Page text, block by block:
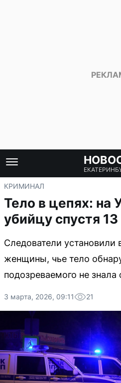
КРИМИНАЛ
Тело в цепях: на
убийцу спустя 13
Следователи установили
женщины, чье тело
подозреваемого не знала
3 марта, 2026, 09:11 21